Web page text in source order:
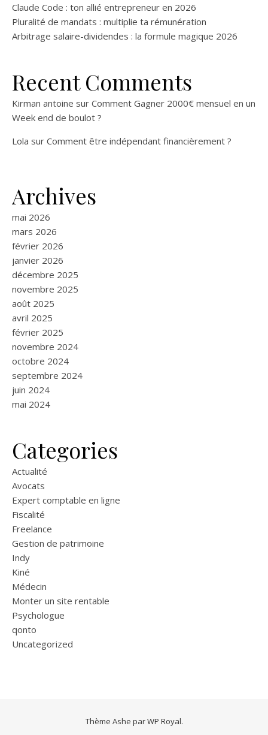
Claude Code : ton allié entrepreneur en 2026
Pluralité de mandats : multiplie ta rémunération
Arbitrage salaire-dividendes : la formule magique 2026
Recent Comments
Kirman antoine sur Comment Gagner 2000€ mensuel en un
Week end de boulot ?
Lola sur Comment être indépendant financièrement ?
Archives
mai 2026
mars 2026
février 2026
janvier 2026
décembre 2025
novembre 2025
août 2025
avril 2025
février 2025
novembre 2024
octobre 2024
septembre 2024
juin 2024
mai 2024
Categories
Actualité
Avocats
Expert comptable en ligne
Fiscalité
Freelance
Gestion de patrimoine
Indy
Kiné
Médecin
Monter un site rentable
Psychologue
qonto
Uncategorized
Thème Ashe parWP Royal.